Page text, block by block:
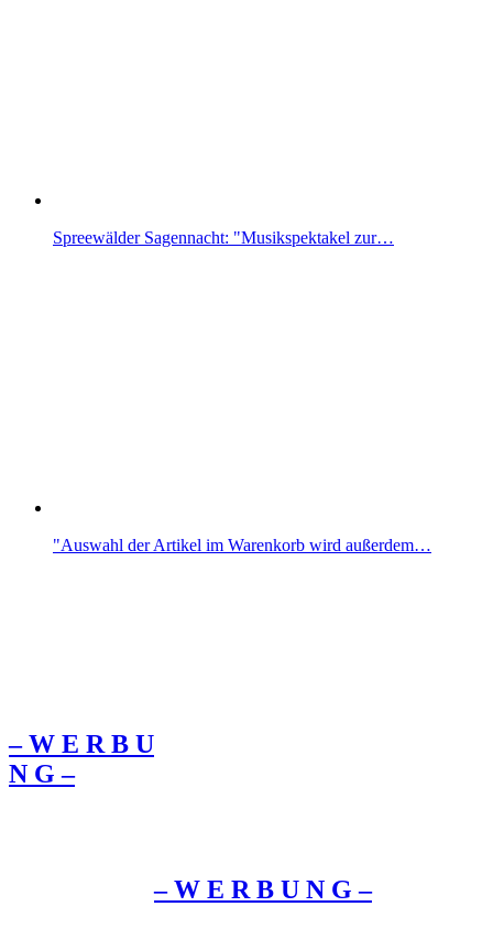
Spreewälder Sagennacht: "Musikspektakel zur…
"Auswahl der Artikel im Warenkorb wird außerdem…
– W Ε R Β U
Ν G –
– W Ε R Β U Ν G –